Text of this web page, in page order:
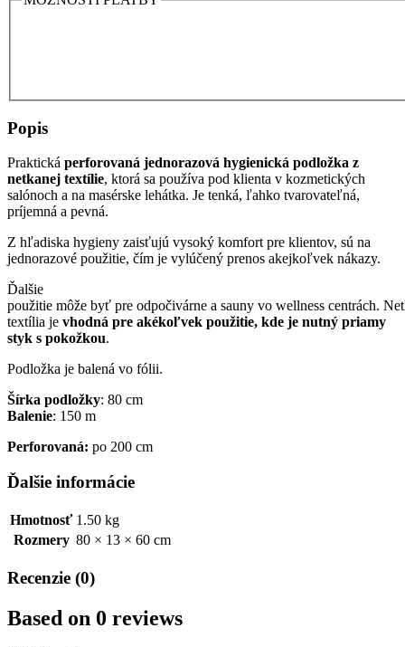
Popis
Praktická perforovaná jednorazová hygienická podložka z
netkanej textílie, ktorá sa používa pod klienta v kozmetických
salónoch a na masérske lehátka. Je tenká, ľahko tvarovateľná,
príjemná a pevná.
Z hľadiska hygieny zaisťujú vysoký komfort pre klientov, sú na
jednorazové použitie, čím je vylúčený prenos akejkoľvek nákazy.
Ďalšie
použitie môže byť pre odpočivárne a sauny vo wellness centrách.
textília je vhodná pre akékoľvek použitie, kde je nutný priamy
styk s pokožkou.
Podložka je balená vo fólii.
Šírka podložky: 80 cm
Balenie: 150 m
Perforovaná: po 200 cm
Ďalšie informácie
Hmotnosť 1.50 kg
Rozmery 80 × 13 × 60 cm
Recenzie (0)
Based on 0 reviews